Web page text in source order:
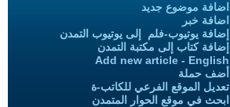
اضافة موضوع جديد
اضافة خبر
إضافة يوتيوب-فلم إلى يوتيوب التمدن
إضافة كتاب إلى مكتبة التمدن
Add new article - English
أضف حملة
تعديل الموقع الفرعي للكاتب-ة
ابحث في موقع الحوار المتمدن